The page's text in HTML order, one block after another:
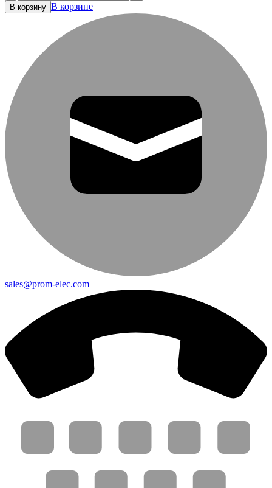
В корзину В корзине
sales@prom-elec.com